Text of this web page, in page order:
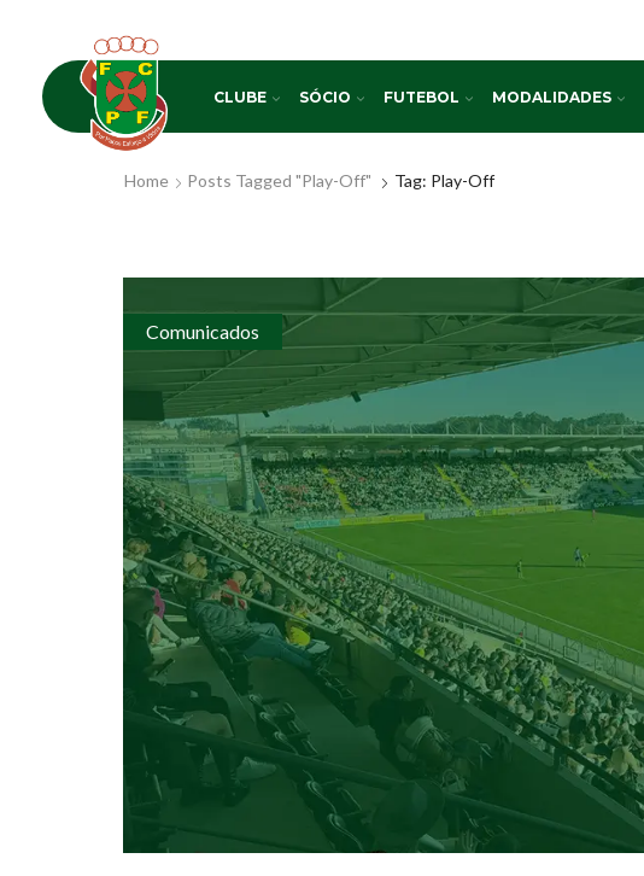
CLUBE SÓCIO FUTEBOL MODALIDADES
Home Posts Tagged "Play-Off" Tag: Play-Off
Comunicados